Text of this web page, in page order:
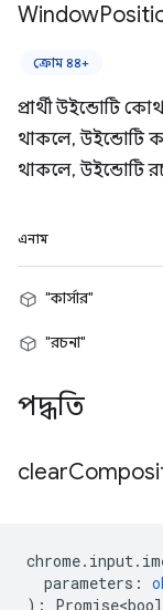
Window
ক্রোম ৪৪+
প্রার্থী উইন্ডোটি
থাকলে, উইন্ডোটি
থাকলে, উইন্ডোটি
এনাম
"কার্সার"
"রচনা"
পদ্ধতি
clear
chrome. input.
parameters :
) :